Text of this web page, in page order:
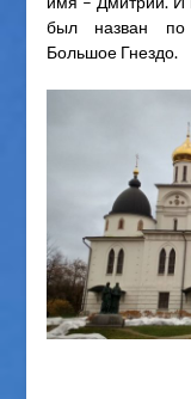
был назван по
Большое Гнездо.